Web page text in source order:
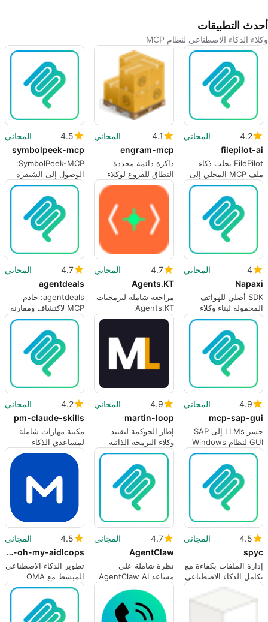
أحدث التطبيقات
وكلاء الذكاء الاصطناعي لنظام MCP
4.2
المجاني
filepilot-ai
FilePilot يجلب ذكاء
ملف MCP المحلي إلى
سير عمل التوطين
4.1
المجاني
engram-mcp
ذاكرة دائمة محددة
النطاق للفروع لوكلاء
البرمجة الذكية
4.5
المجاني
symbolpeek-mcp
SymbolPeek-MCP:
الوصول إلى الشيفرة
على مستوى الرموز
4
المجاني
Napaxi
SDK أصلي للهواتف
المحمولة لبناء وكلاء
الذكاء الاصطناعي على
4.7
المجاني
Agents.KT
مراجعة شاملة لبرمجيات
Agents.KT
4.7
المجاني
agentdeals
agentdeals: خادم
MCP لاكتشاف ومقارنة
صفقات بنية تحتية
للمطورين
4.9
المجاني
mcp-sap-gui
جسر LLMs إلى SAP
GUI لنظام Windows
مع خادم MCP محلي
4.9
المجاني
martin-loop
إطار الحوكمة لتقييد
وكلاء البرمجة الذاتية
للذكاء الاصطناعي
4.2
المجاني
pm-claude-skills
مكتبة مهارات شاملة
لمساعدي الذكاء
الاصطناعي
4.5
المجاني
spyc
إدارة الملفات بكفاءة مع
تكامل الذكاء الاصطناعي
4.7
المجاني
AgentClaw
نظرة شاملة على
مساعد AgentClaw AI
4.5
المجاني
sample-oh-my-aidlcops
تطوير الذكاء الاصطناعي
المبسط مع OMA